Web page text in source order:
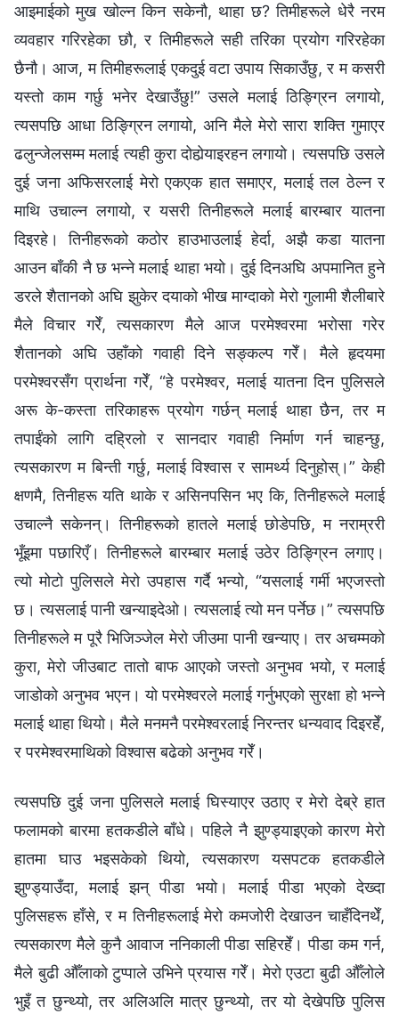
आइमाईको मुख खोल्‍न किन सकेनौ, थाहा छ? तिमीहरूले धेरै नरम
व्यवहार गरिरहेका छौ, र तिमीहरूले सही तरिका प्रयोग गरिरहेका
छैनौ। आज, म तिमीहरूलाई एकदुई वटा उपाय सिकाउँछु, र म कसरी
यस्तो काम गर्छु भनेर देखाउँछु!” उसले मलाई ठिङ्ग्रिन लगायो,
त्यसपछि आधा ठिङ्ग्रिन लगायो, अनि मैले मेरो सारा शक्ति गुमाएर
ढलुन्‍जेलसम्म मलाई त्यही कुरा दोहोर्‍याइरहन लगायो। त्यसपछि उसले
दुई जना अफिसरलाई मेरो एकएक हात समाएर, मलाई तल ठेल्‍न र
माथि उचाल्‍न लगायो, र यसरी तिनीहरूले मलाई बारम्बार यातना
दिइरहे। तिनीहरूको कठोर हाउभाउलाई हेर्दा, अझै कडा यातना
आउन बाँकी नै छ भन्‍ने मलाई थाहा भयो। दुई दिनअघि अपमानित हुने
डरले शैतानको अघि झुकेर दयाको भीख माग्दाको मेरो गुलामी शैलीबारे
मैले विचार गरेँ, त्यसकारण मैले आज परमेश्‍वरमा भरोसा गरेर
शैतानको अघि उहाँको गवाही दिने सङ्कल्‍प गरेँ। मैले हृदयमा
परमेश्‍वरसँग प्रार्थना गरेँ, “हे परमेश्‍वर, मलाई यातना दिन पुलिसले
अरू के-कस्ता तरिकाहरू प्रयोग गर्छन् मलाई थाहा छैन, तर म
तपाईंको लागि दह्रिलो र सानदार गवाही निर्माण गर्न चाहन्छु,
त्यसकारण म बिन्ती गर्छु, मलाई विश्‍वास र सामर्थ्य दिनुहोस्।” केही
क्षणमै, तिनीहरू यति थाके र असिनपसिन भए कि, तिनीहरूले मलाई
उचाल्‍नै सकेनन्। तिनीहरूको हातले मलाई छोडेपछि, म नराम्ररी
भूँइमा पछारिएँ। तिनीहरूले बारम्‍बार मलाई उठेर ठिङ्ग्रिन लगाए।
त्यो मोटो पुलिसले मेरो उपहास गर्दै भन्यो, “यसलाई गर्मी भएजस्तो
छ। त्यसलाई पानी खन्याइदेओ। त्यसलाई त्यो मन पर्नेछ।” त्यसपछि
तिनीहरूले म पूरै भिजिञ्‍जेल मेरो जीउमा पानी खन्याए। तर अचम्‍मको
कुरा, मेरो जीउबाट तातो बाफ आएको जस्तो अनुभव भयो, र मलाई
जाडोको अनुभव भएन। यो परमेश्‍वरले मलाई गर्नुभएको सुरक्षा हो भन्‍ने
मलाई थाहा थियो। मैले मनमनै परमेश्‍वरलाई निरन्तर धन्यवाद दिइरहेँ,
र परमेश्‍वरमाथिको विश्‍वास बढेको अनुभव गरेँ।
त्यसपछि दुई जना पुलिसले मलाई घिस्याएर उठाए र मेरो देब्रे हात
फलामको बारमा हतकडीले बाँधे। पहिले नै झुण्ड्याइएको कारण मेरो
हातमा घाउ भइसकेको थियो, त्यसकारण यसपटक हतकडीले
झुण्ड्याउँदा, मलाई झन् पीडा भयो। मलाई पीडा भएको देख्दा
पुलिसहरू हाँसे, र म तिनीहरूलाई मेरो कमजोरी देखाउन चाहँदिनथेँ,
त्यसकारण मैले कुनै आवाज ननिकाली पीडा सहिरहेँ। पीडा कम गर्न,
मैले बुढी औँलाको टुप्‍पाले उभिने प्रयास गरेँ। मेरो एउटा बुढी औँलोले
भुइँ त छुन्थ्यो, तर अलिअलि मात्र छुन्थ्यो, तर यो देखेपछि पुलिस